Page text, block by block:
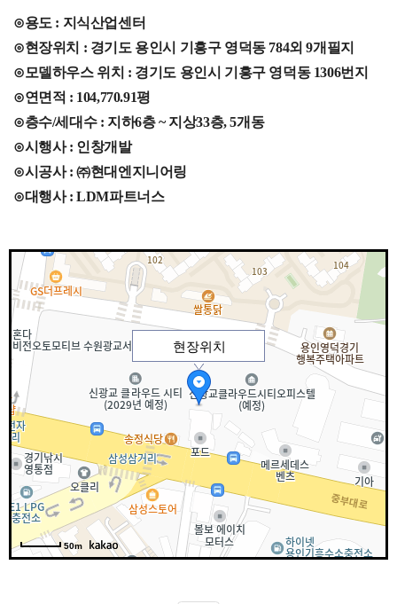
⊙용도 : 지식산업센터
⊙현장위치 : 경기도 용인시 기흥구 영덕동 784외 9개필지
⊙모델하우스 위치 : 경기도 용인시 기흥구 영덕동 1306번지
⊙연면적 : 104,770.91평
⊙층수/세대수 : 지하6층 ~ 지상33층, 5개동
⊙시행사 : 인창개발
⊙시공사 : ㈜현대엔지니어링
⊙대행사 : LDM파트너스
현장위치
50m